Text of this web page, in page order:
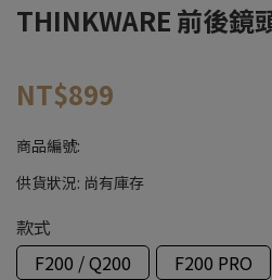
THINKWARE 前後鏡
NT$899
商品編號:
供貨狀況: 尚有庫存
款式
F200 / Q200
F200 PRO